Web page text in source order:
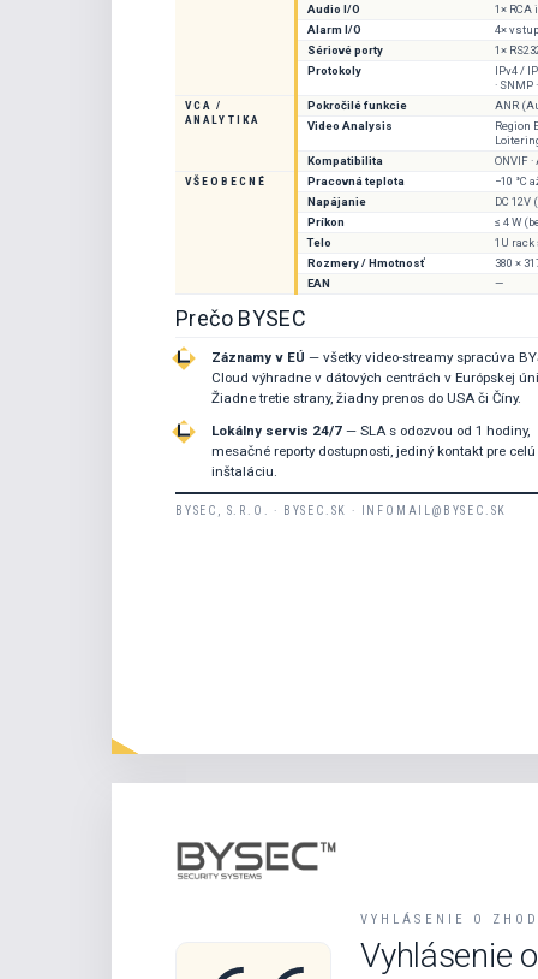
Audio I/O
1× RCA
Alarm I/O
4×
Sériové porty
1×
Protokoly
IPv4 /
· SNMP
VCA /
ANALYTIKA
Pokročilé funkcie
ANR
Video Analysis
Region
Kompatibilita
ONVIF
VŠEOBECNÉ
Pracovná teplota
−10 °C
Napájanie
DC 12V
Príkon
≤ 4 W
Telo
1U rack
Rozmery / Hmotnosť
380 ×
EAN
—
Prečo BYSEC
Záznamy v EÚ — všetky video-streamy spracúva
Cloud výhradne v dátových centrách v Európskej
Žiadne tretie strany, žiadny prenos do USA či Číny.
Lokálny servis 24/7 — SLA s odozvou od 1 hodiny,
mesačné reporty dostupnosti, jediný kontakt pre celú
inštaláciu.
BYSEC, S.R.O. · BYSEC.SK · INFOMAIL@BYSEC.SK
VYHLÁSENIE O
Vyhlásenie